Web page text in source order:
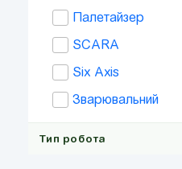
Палетайзер
SCARA
Six Axis
Зварювальний
Тип робота